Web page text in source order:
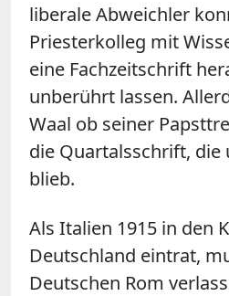
liberale Abweichler
Priesterkolleg mit
eine Fachzeitschrift
unberührt lassen.
Waal ob seiner
die Quartalsschrift, die
blieb.
Als Italien 1915 in den
Deutschland eintrat,
Deutschen Rom